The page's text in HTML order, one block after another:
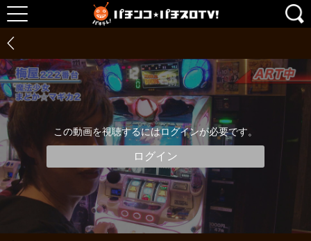
この動画を視聴するにはログインが必要です。
ログイン